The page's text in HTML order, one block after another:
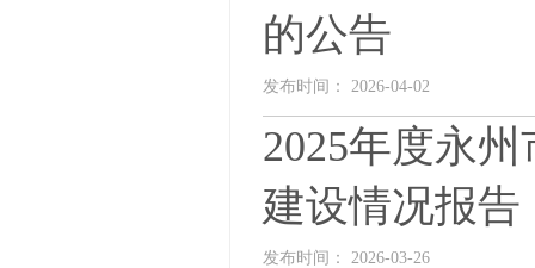
的公告
发布时间： 2026-04-02
2025年度永
建设情况报告
发布时间： 2026-03-26